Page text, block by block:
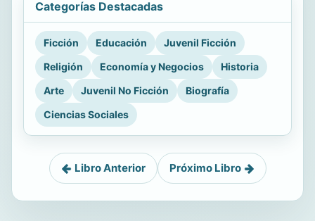
Categorías Destacadas
Ficción Educación
Juvenil Ficción
Religión
Economía y Negocios
Historia
Arte
Juvenil No Ficción
Biografía
Ciencias Sociales
Libro Anterior Próximo Libro